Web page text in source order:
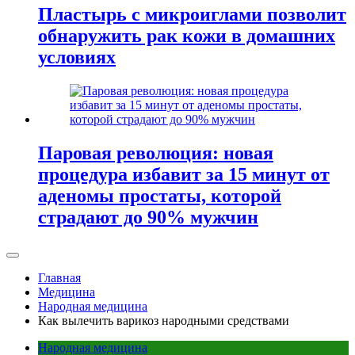
Пластырь с микроиглами позволит
обнаружить рак кожи в домашних
условиях
Паровая революция: новая
процедура избавит за 15 минут от
аденомы простаты, которой
страдают до 90% мужчин
Главная
Медицина
Народная медицина
Как вылечить варикоз народными средствами
Народная медицина